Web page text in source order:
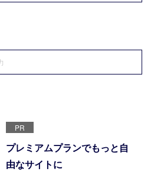
PR
プレミアムプランでもっと自
由なサイトに